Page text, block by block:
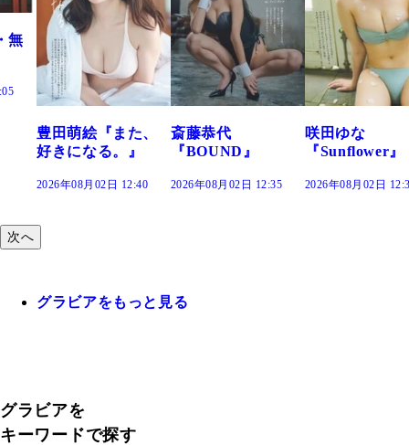
『また、
る。』
02日 12:40
斎藤恭代
『BOUND』
2026年08月02日 12:35
咲田ゆな
『Sunflower』
2026年08月02日 12:30
藤水咲
だまり』
2026年08
次へ
グラビアをもっと見る
グラビアを
キーワードで探す